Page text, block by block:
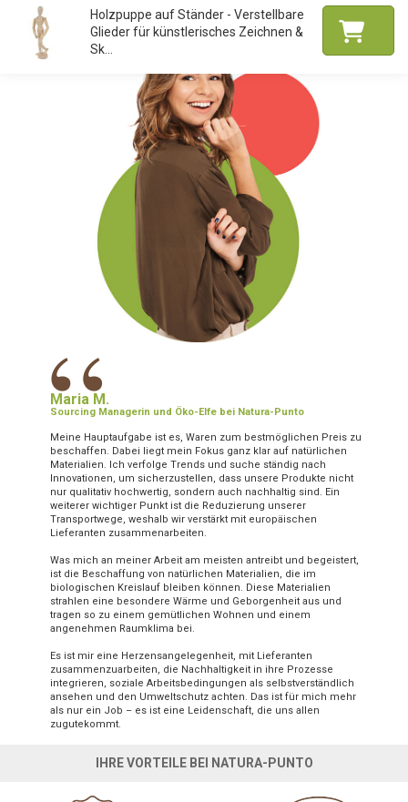
Holzpuppe auf Ständer - Verstellbare
Glieder für künstlerisches Zeichnen &
Sk...
“
Maria M.
Sourcing Managerin und Öko-Elfe bei Natura-Punto
Meine Hauptaufgabe ist es, Waren zum bestmöglichen Preis zu
beschaffen. Dabei liegt mein Fokus ganz klar auf natürlichen
Materialien. Ich verfolge Trends und suche ständig nach
Innovationen, um sicherzustellen, dass unsere Produkte nicht
nur qualitativ hochwertig, sondern auch nachhaltig sind. Ein
weiterer wichtiger Punkt ist die Reduzierung unserer
Transportwege, weshalb wir verstärkt mit europäischen
Lieferanten zusammenarbeiten.
Was mich an meiner Arbeit am meisten antreibt und begeistert,
ist die Beschaffung von natürlichen Materialien, die im
biologischen Kreislauf bleiben können. Diese Materialien
strahlen eine besondere Wärme und Geborgenheit aus und
tragen so zu einem gemütlichen Wohnen und einem
angenehmen Raumklima bei.
Es ist mir eine Herzensangelegenheit, mit Lieferanten
zusammenzuarbeiten, die Nachhaltigkeit in ihre Prozesse
integrieren, soziale Arbeitsbedingungen als selbstverständlich
ansehen und den Umweltschutz achten. Das ist für mich mehr
als nur ein Job – es ist eine Leidenschaft, die uns allen
zugutekommt.
IHRE VORTEILE BEI NATURA-PUNTO